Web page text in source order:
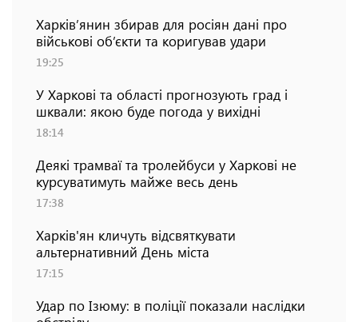
Харків’янин збирав для росіян дані про
військові об’єкти та коригував удари
19:25
У Харкові та області прогнозують град і
шквали: якою буде погода у вихідні
18:14
Деякі трамваї та тролейбуси у Харкові не
курсуватимуть майже весь день
17:38
Харків'ян кличуть відсвяткувати
альтернативний День міста
17:15
Удар по Ізюму: в поліції показали наслідки